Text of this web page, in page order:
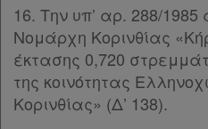
16. Την υπ’ αρ. 288/
Νομάρχη Κορινθίας
έκτασης 0,720
της κοινότητας
Κορινθίας» (Δ’ 138).